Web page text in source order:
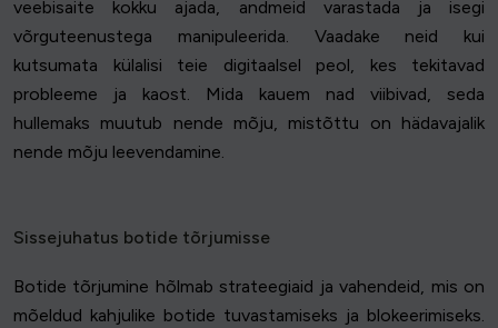
veebisaite kokku ajada, andmeid varastada ja isegi
võrguteenustega manipuleerida. Vaadake neid kui
kutsumata külalisi teie digitaalsel peol, kes tekitavad
probleeme ja kaost. Mida kauem nad viibivad, seda
hullemaks muutub nende mõju, mistõttu on hädavajalik
nende mõju leevendamine.
Sissejuhatus botide tõrjumisse
Botide tõrjumine hõlmab strateegiaid ja vahendeid, mis on
mõeldud kahjulike botide tuvastamiseks ja blokeerimiseks.